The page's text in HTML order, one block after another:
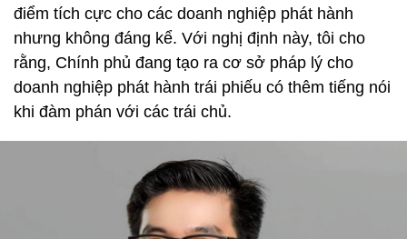
điểm tích cực cho các doanh nghiệp phát hành
nhưng không đáng kể. Với nghị định này, tôi cho
rằng, Chính phủ đang tạo ra cơ sở pháp lý cho
doanh nghiệp phát hành trái phiếu có thêm tiếng nói
khi đàm phán với các trái chủ.